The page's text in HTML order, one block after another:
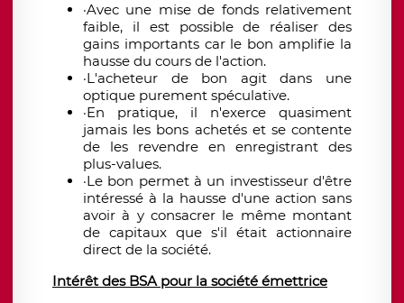
·Avec une mise de fonds relativement
faible, il est possible de réaliser des
gains importants car le bon amplifie la
hausse du cours de l'action.
·L'acheteur de bon agit dans une
optique purement spéculative.
·En pratique, il n'exerce quasiment
jamais les bons achetés et se contente
de les revendre en enregistrant des
plus-values.
·Le bon permet à un investisseur d'être
intéressé à la hausse d'une action sans
avoir à y consacrer le même montant
de capitaux que s'il était actionnaire
direct de la société.
Intérêt des BSA pour la société émettrice